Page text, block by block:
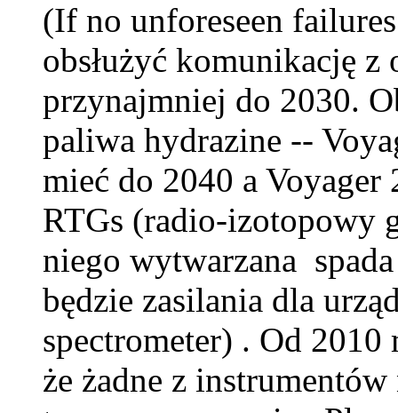
(If no unforeseen
obsłużyć komunikację
przynajmniej do 2030.
paliwa hydrazine --
mieć do 2040 a
RTGs (radio-izotopowy
niego wytwarzana
będzie zasilania dla
spectrometer) . Od
że żadne z